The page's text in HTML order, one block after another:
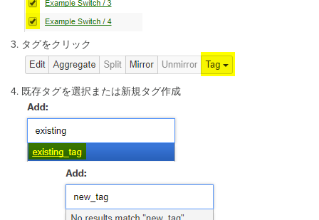
タグをクリック
既存タグを選択または新規タグ作成